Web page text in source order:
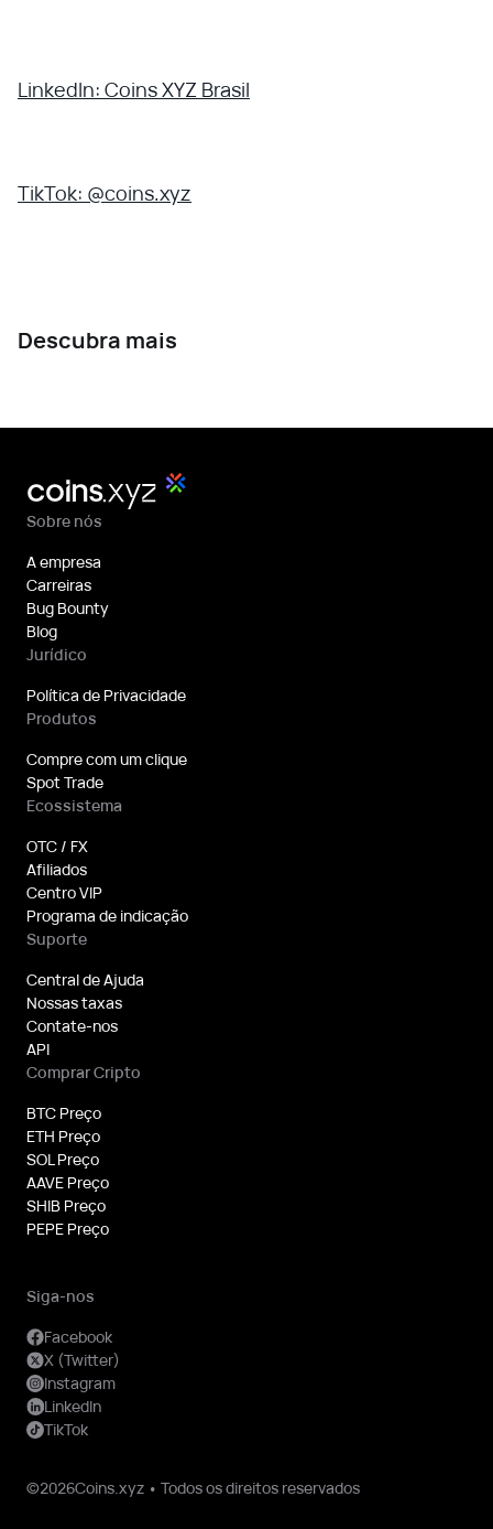
LinkedIn: Coins XYZ Brasil
TikTok: @coins.xyz
Descubra mais
Sobre nós
A empresa
Carreiras
Bug Bounty
Blog
Jurídico
Política de Privacidade
Produtos
Compre com um clique
Spot Trade
Ecossistema
OTC / FX
Afiliados
Centro VIP
Programa de indicação
Suporte
Central de Ajuda
Nossas taxas
Contate-nos
API
Comprar Cripto
BTC Preço
ETH Preço
SOL Preço
AAVE Preço
SHIB Preço
PEPE Preço
©2026Coins.xyz • Todos os direitos reservados
Siga-nos
Facebook
X (Twitter)
Instagram
LinkedIn
TikTok